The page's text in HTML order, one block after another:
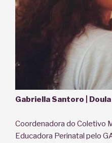
Gabriella Santoro | Doula
Coordenadora do Coletivo
Educadora Perinatal pelo